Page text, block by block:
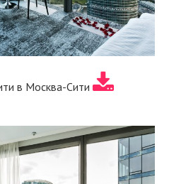
в Москва-Сити